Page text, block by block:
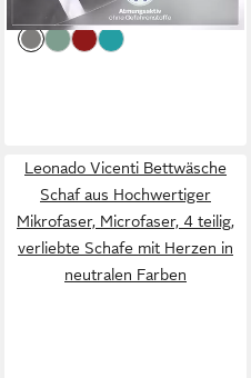
lieferbar - in 2-3 Werktagen bei dir
Leonado Vicenti Bettwäsche
Schaf aus Hochwertiger
Mikrofaser, Microfaser, 4 teilig,
verliebte Schafe mit Herzen in
neutralen Farben